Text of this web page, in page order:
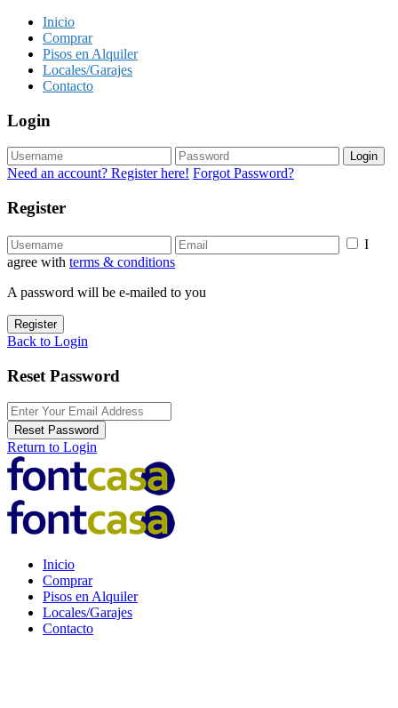
Inicio
Comprar
Pisos en Alquiler
Locales/Garajes
Contacto
Login
Login
Need an account? Register here! Forgot Password?
Register
I
agree with terms & conditions
A password will be e-mailed to you
Register
Back to Login
Reset Password
Reset Password
Return to Login
Inicio
Comprar
Pisos en Alquiler
Locales/Garajes
Contacto